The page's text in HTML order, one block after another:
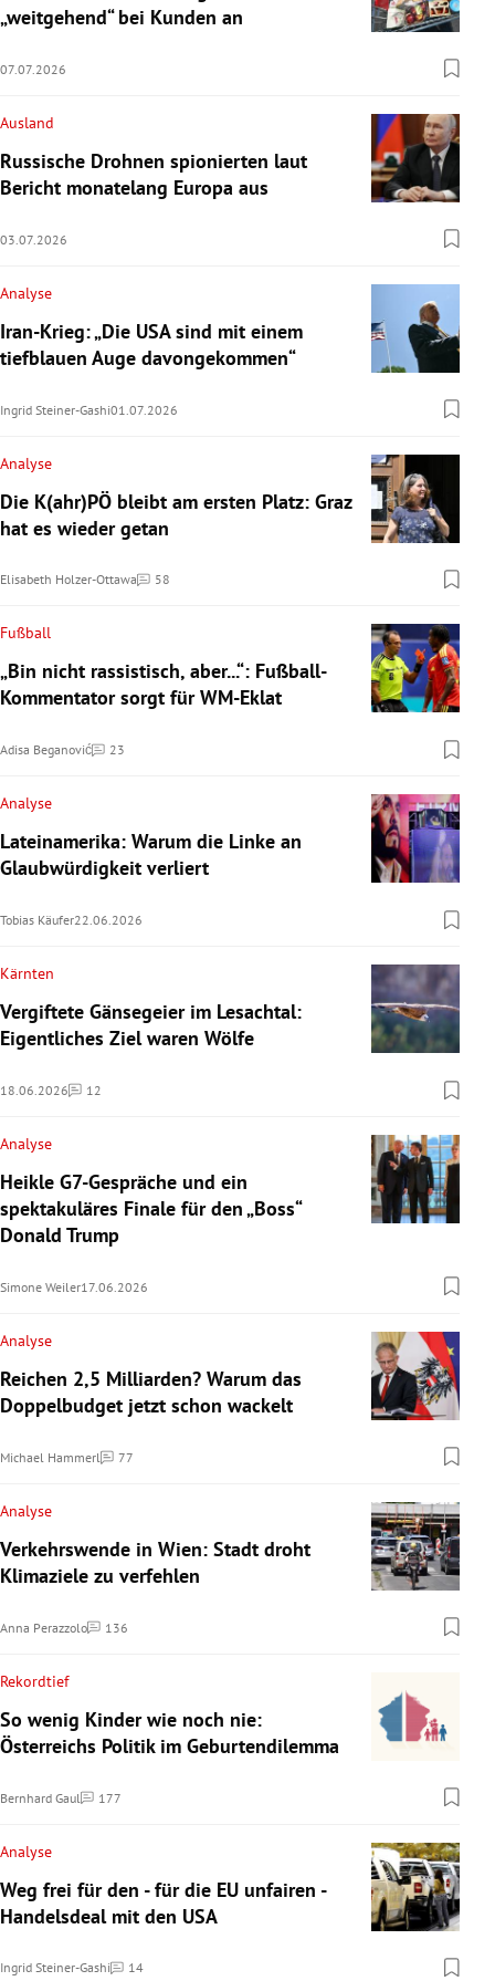
„weitgehend“ bei Kunden an
07.07.2026
Ausland
Russische Drohnen spionierten laut
Bericht monatelang Europa aus
03.07.2026
Analyse
Iran-Krieg: „Die USA sind mit einem
tiefblauen Auge davongekommen“
Ingrid Steiner-Gashi01.07.2026
Analyse
Die K(ahr)PÖ bleibt am ersten Platz: Graz
hat es wieder getan
Elisabeth Holzer-Ottawa 58
Kommentare
Fußball
„Bin nicht rassistisch, aber...“: Fußball-
Kommentator sorgt für WM-Eklat
Adisa Beganović 23
Kommentare
Analyse
Lateinamerika: Warum die Linke an
Glaubwürdigkeit verliert
Tobias Käufer22.06.2026
Kärnten
Vergiftete Gänsegeier im Lesachtal:
Eigentliches Ziel waren Wölfe
18.06.2026 12
Kommentare
Analyse
Heikle G7-Gespräche und ein
spektakuläres Finale für den „Boss“
Donald Trump
Simone Weiler17.06.2026
Analyse
Reichen 2,5 Milliarden? Warum das
Doppelbudget jetzt schon wackelt
Michael Hammerl 77
Kommentare
Analyse
Verkehrswende in Wien: Stadt droht
Klimaziele zu verfehlen
Anna Perazzolo 136
Kommentare
Rekordtief
So wenig Kinder wie noch nie:
Österreichs Politik im Geburtendilemma
Bernhard Gaul 177
Kommentare
Analyse
Weg frei für den - für die EU unfairen -
Handelsdeal mit den USA
Ingrid Steiner-Gashi 14
Kommentare